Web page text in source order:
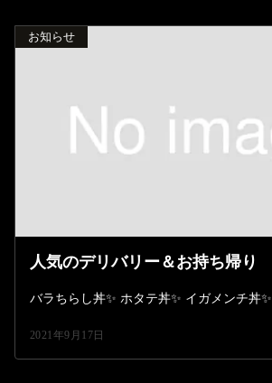
お知らせ
人気のデリバリー＆お持ち帰り
バラちらし丼✨ ホタテ丼✨ イガメンチ丼✨
2021年9月17日